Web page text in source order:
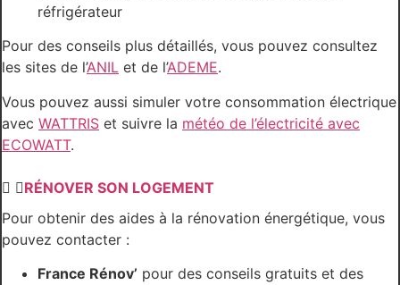
réfrigérateur
Pour des conseils plus détaillés, vous pouvez consultez
les sites de l’ANIL et de l’ADEME.
Vous pouvez aussi simuler votre consommation électrique
avec WATTRIS et suivre la météo de l’électricité avec
ECOWATT.
RÉNOVER SON LOGEMENT
Pour obtenir des aides à la rénovation énergétique, vous
pouvez contacter :
France Rénov’ pour des conseils gratuits et des